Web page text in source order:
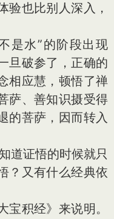
验也比别人深入，
水”的阶段出现
旦破参了，正确的
相应慧，顿悟了禅
萨、善知识摄受得
的菩萨，因而转入
证悟的时候就只
？又有什么经典依
积经》来说明。